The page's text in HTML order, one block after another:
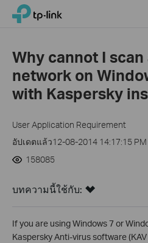
Click
navigation
TP-Link, Reliably Smart
Why cannot I
network on
with Kaspersky
User Application Requirement
อัปเดตแล้ว12-08-2014 14:17:15 PM
158085
บทความนี้ใช้กับ:
If you are using Windows 7 or
Kaspersky Anti-virus software